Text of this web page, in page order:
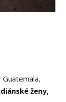
ženy,